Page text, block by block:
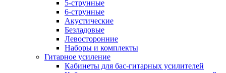
5-струнные
6-струнные
Акустические
Безладовые
Левосторонние
Наборы и комплекты
Гитарное усиление
Кабинеты для бас-гитарных усилителей